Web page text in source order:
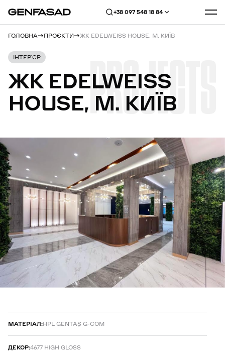
+38 097 548 18 84
ГОЛОВНА ПРОЄКТИ ЖК EDELWEISS HOUSE, М. КИЇВ
ІНТЕР’ЄР
ЖК EDELWEISS
HOUSE, М. КИЇВ
PROJECTS
МАТЕРІАЛ:HPL GENTAŞ G-COM
ДЕКОР:4677 HIGH GLOSS